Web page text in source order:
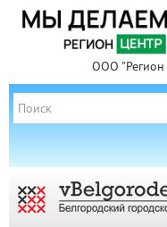
ООО "Регион